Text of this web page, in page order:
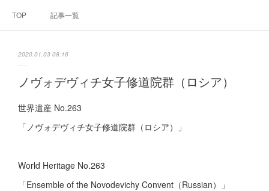
TOP 記事一覧
2020.01.03 08:16
ノヴォデヴィチ女子修道院群（ロシア）
世界遺産 No.263
「ノヴォデヴィチ女子修道院群（ロシア）」
World Heritage No.263
「Ensemble of the Novodevichy Convent（Russian）」